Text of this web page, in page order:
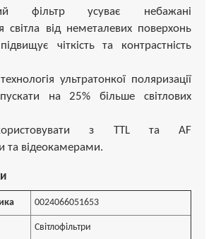
фільтр усуває небажані
світла від неметалевих поверхонь
чіткість та контрастність
ультратонкої поляризації
на 25% більше світлових
з TTL та AF
та відеокамерами.
0024066051653
Світлофільтри